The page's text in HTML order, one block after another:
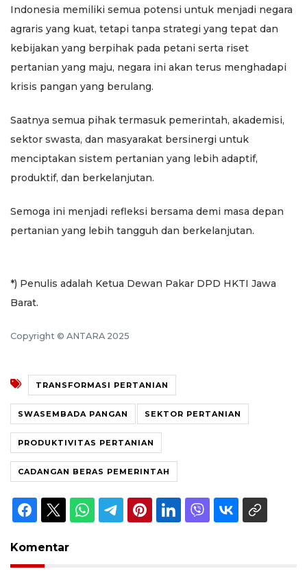
Indonesia memiliki semua potensi untuk menjadi negara
agraris yang kuat, tetapi tanpa strategi yang tepat dan
kebijakan yang berpihak pada petani serta riset
pertanian yang maju, negara ini akan terus menghadapi
krisis pangan yang berulang.
Saatnya semua pihak termasuk pemerintah, akademisi,
sektor swasta, dan masyarakat bersinergi untuk
menciptakan sistem pertanian yang lebih adaptif,
produktif, dan berkelanjutan.
Semoga ini menjadi refleksi bersama demi masa depan
pertanian yang lebih tangguh dan berkelanjutan.
*) Penulis adalah Ketua Dewan Pakar DPD HKTI Jawa
Barat.
Copyright © ANTARA 2025
TRANSFORMASI PERTANIAN
SWASEMBADA PANGAN SEKTOR PERTANIAN
PRODUKTIVITAS PERTANIAN
CADANGAN BERAS PEMERINTAH
Komentar